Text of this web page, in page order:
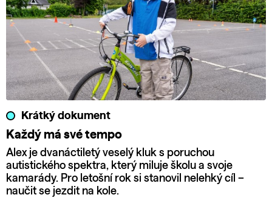
Krátký dokument
Každý má své tempo
Alex je dvanáctiletý veselý kluk s poruchou
autistického spektra, který miluje školu a svoje
kamarády. Pro letošní rok si stanovil nelehký cíl –
naučit se jezdit na kole.